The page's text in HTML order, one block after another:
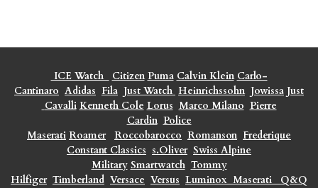
ICE Watch Citizen Puma Calvin Klein Carlo-
Cantinaro Adidas Fila Just Watch Heinrichssohn Jowissa Just
Cavalli Kenneth Cole Lorus Marco Milano Pierre
Cardin Police
Maserati Roamer Roccobarocco Romanson Frederique
Constant Classics s.Oliver Swiss Alpine
Military Smartwatch Tommy
Hilfiger Timberland Versace Versus Luminox Maserati
Q&Q